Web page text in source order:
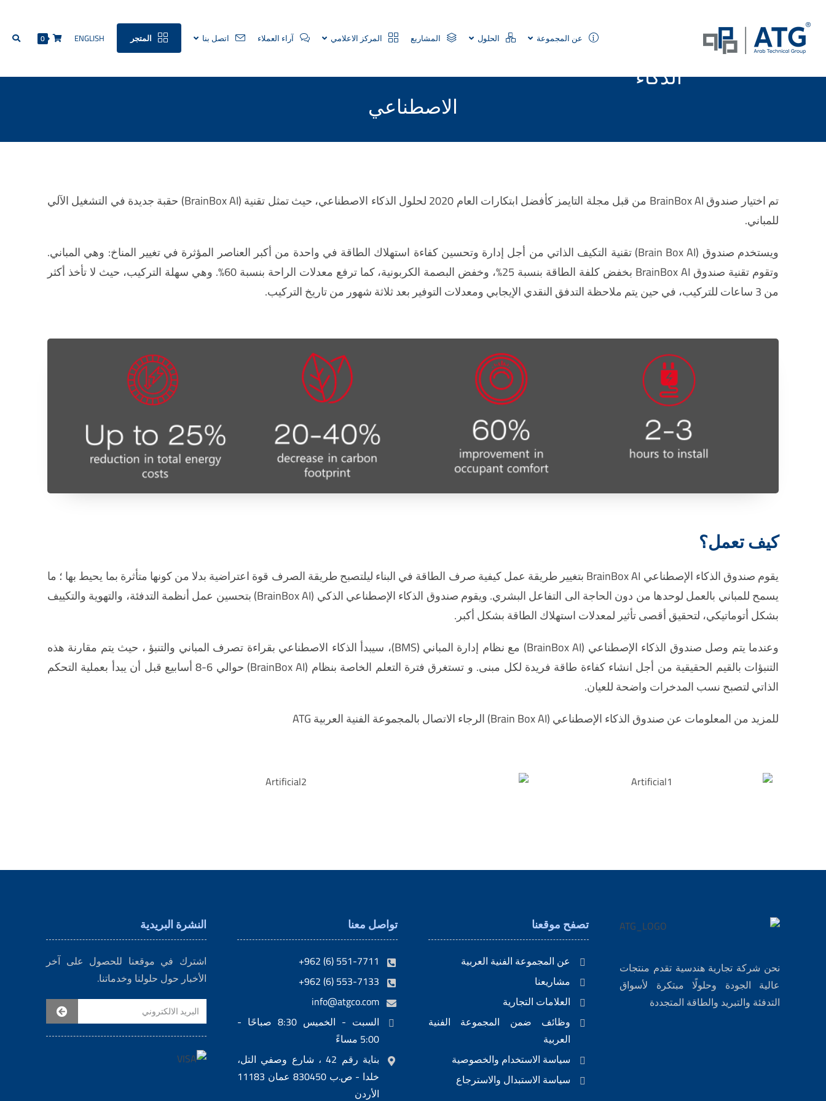
عن المجموعة الحلول المشاريع المركز الاعلامي آراء العملاء اتصل بنا المتجر ENGLISH
0
الذكاء
الاصطناعي
تم اختيار صندوق BrainBox AI من قبل مجلة التايمز كأفضل ابتكارات العام 2020 لحلول الذكاء الاصطناعي، حيث تمثل تقنية (BrainBox AI) حقبة جديدة في التشغيل الآلي
للمباني.
ويستخدم صندوق (Brain Box AI) تقنية التكيف الذاتي من أجل إدارة وتحسين كفاءة استهلاك الطاقة في واحدة من أكبر العناصر المؤثرة في تغيير المناخ: وهي المباني.
وتقوم تقنية صندوق BrainBox AI بخفض كلفة الطاقة بنسبة 25%، وخفض البصمة الكربونية، كما ترفع معدلات الراحة بنسبة 60%. وهي سهلة التركيب، حيث لا تأخذ أكثر
من 3 ساعات للتركيب، في حين يتم ملاحظة التدفق النقدي الإيجابي ومعدلات التوفير بعد ثلاثة شهور من تاريخ التركيب.
كيف تعمل؟
يقوم صندوق الذكاء الإصطناعي BrainBox AI بتغيير طريقة عمل كيفية صرف الطاقة في البناء ليلتصبح طريقة الصرف قوة اعتراضية بدلا من كونها متأثرة بما يحيط بها ؛ ما
يسمح للمباني بالعمل لوحدها من دون الحاجة الى التفاعل البشري. ويقوم صندوق الذكاء الإصطناعي الذكي (BrainBox AI) بتحسين عمل أنظمة التدفئة، والتهوية والتكييف
بشكل أتوماتيكي، لتحقيق أقصى تأثير لمعدلات استهلاك الطاقة بشكل أكبر.
وعندما يتم وصل صندوق الذكاء الإصطناعي (BrainBox AI) مع نظام إدارة المباني (BMS)، سيبدأ الذكاء الاصطناعي بقراءة تصرف المباني والتنبؤ ، حيث يتم مقارنة هذه
التنبؤات بالقيم الحقيقية من أجل انشاء كفاءة طاقة فريدة لكل مبنى. و تستغرق فترة التعلم الخاصة بنظام (BrainBox AI) حوالي 6-8 أسابيع قبل أن يبدأ بعملية التحكم
الذاتي لتصبح نسب المدخرات واضحة للعيان.
للمزيد من المعلومات عن صندوق الذكاء الإصطناعي (Brain Box AI) الرجاء الاتصال بالمجموعة الفنية العربية ATG
نحن شركة تجارية هندسية تقدم منتجات
عالية الجودة وحلولًا مبتكرة لأسواق
التدفئة والتبريد والطاقة المتجددة
تصفح موقعنا
عن المجموعة الفنية العربية
مشاريعنا
العلامات التجارية
وظائف ضمن المجموعة الفنية
العربية
سياسة الاستخدام والخصوصية
سياسة الاستبدال والاسترجاع
تواصل معنا
+962 (6) 551-7711
+962 (6) 553-7133
info@atgco.com
السبت - الخميس 8:30 صباحًا -
5:00 مساءً
بناية رقم 42 ، شارع وصفي التل،
خلدا - ص.ب 830450 عمان 11183
الأردن
النشرة البريدية
اشترك في موقعنا للحصول على آخر
الأخبار حول حلولنا وخدماتنا.